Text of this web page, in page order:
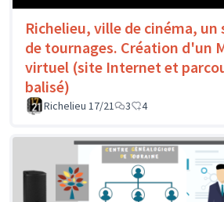
Richelieu, ville de cinéma, un
de tournages. Création d'un
virtuel (site Internet et
balisé)
Richelieu 17/21 3 4